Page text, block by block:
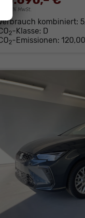
incl. 19% MwSt.
kombiniert:
2-Klasse: D
2-Emissionen: